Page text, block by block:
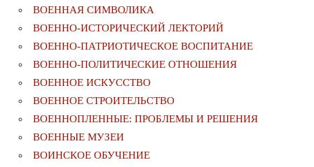
ВОЕННАЯ СИМВОЛИКА
ВОЕННО-ИСТОРИЧЕСКИЙ ЛЕКТОРИЙ
ВОЕННО-ПАТРИОТИЧЕСКОЕ ВОСПИТАНИЕ
ВОЕННО-ПОЛИТИЧЕСКИE ОТНОШЕНИЯ
ВОЕННОЕ ИСКУССТВО
ВОЕННОЕ СТРОИТЕЛЬСТВО
ВОЕННОПЛЕННЫЕ: ПРОБЛЕМЫ И РЕШЕНИЯ
ВОЕННЫЕ МУЗЕИ
ВОИНСКОЕ ОБУЧЕНИЕ